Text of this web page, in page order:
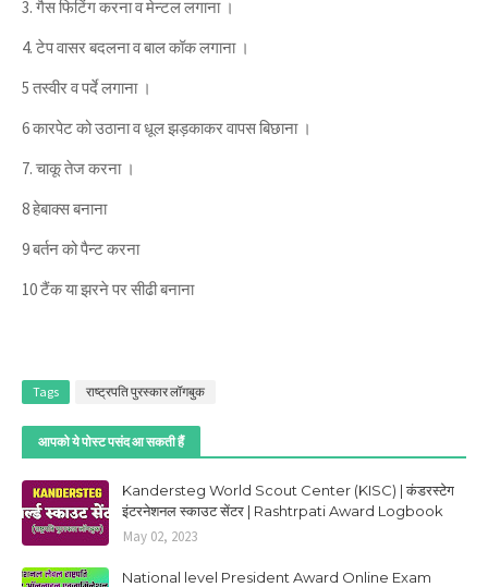
3. गैस फिटिंग करना व मेन्टल लगाना ।
4. टेप वासर बदलना व बाल कॉक लगाना ।
5 तस्वीर व पर्दे लगाना ।
6 कारपेट को उठाना व धूल झड़काकर वापस बिछाना ।
7. चाकू तेज करना ।
8 हेबाक्स बनाना
9 बर्तन को पैन्ट करना
10 टैंक या झरने पर सीढी बनाना
Tags राष्ट्रपति पुरस्कार लॉगबुक
आपको ये पोस्ट पसंद आ सकती हैं
Kandersteg World Scout Center (KISC) | कंडरस्टेग
इंटरनेशनल स्काउट सेंटर | Rashtrpati Award Logbook
May 02, 2023
National level President Award Online Exam